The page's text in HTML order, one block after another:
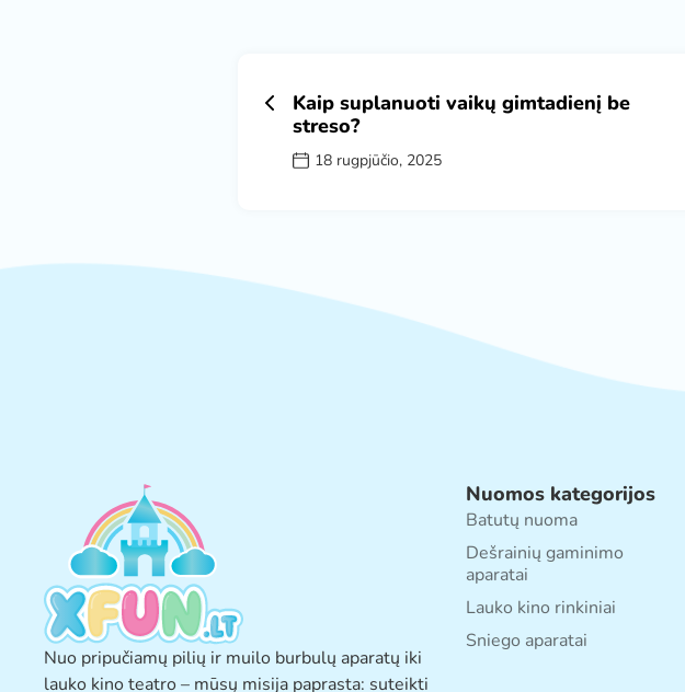
Kaip suplanuoti vaikų gimtadienį be
streso?
18 rugpjūčio, 2025
Nuo pripučiamų pilių ir muilo burbulų aparatų iki
lauko kino teatro – mūsų misija paprasta: suteikti
Nuomos kategorijos
Batutų nuoma
Dešrainių gaminimo
aparatai
Lauko kino rinkiniai
Sniego aparatai